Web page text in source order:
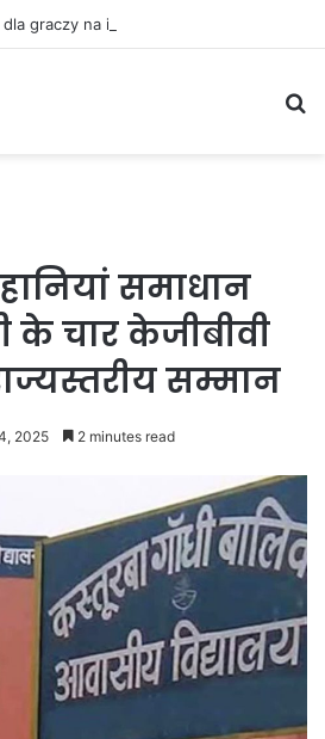
graczy na iPhone
समाधान
के चार केजीबीवी
सम्मान
2025 2 minutes read